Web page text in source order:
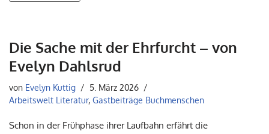
Die Sache mit der Ehrfurcht – von
Evelyn Dahlsrud
von Evelyn Kuttig
5. März 2026
Arbeitswelt Literatur, Gastbeiträge Buchmenschen
Schon in der Frühphase ihrer Laufbahn erfährt die